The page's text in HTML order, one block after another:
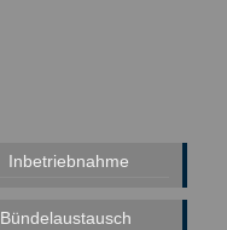
Inbetriebnahme
Bündelaustausch